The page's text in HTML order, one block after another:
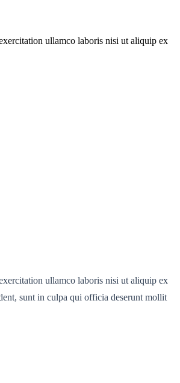
ullamco laboris nisi ut aliquip ex
ullamco laboris nisi ut aliquip ex
sunt in culpa qui officia deserunt mollit